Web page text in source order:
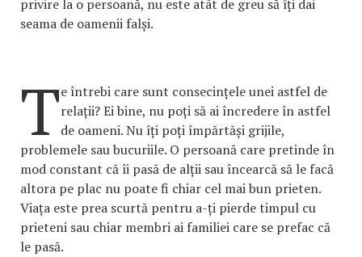
privire la o persoană, nu este atât de greu să îți dai
seama de oamenii falși.
Te întrebi care sunt consecințele unei astfel de
relații? Ei bine, nu poți să ai încredere în astfel
de oameni. Nu îți poți împărtăși grijile,
problemele sau bucuriile. O persoană care pretinde în
mod constant că îi pasă de alții sau încearcă să le facă
altora pe plac nu poate fi chiar cel mai bun prieten.
Viața este prea scurtă pentru a-ți pierde timpul cu
prieteni sau chiar membri ai familiei care se prefac că
le pasă.